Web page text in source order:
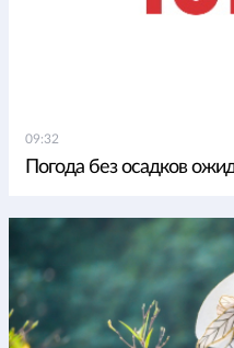
09:32
Погода без осадков